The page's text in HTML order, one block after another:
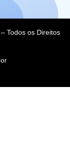
Todos os Direitos